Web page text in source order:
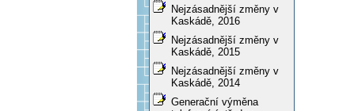
Nejzásadnější změny v
Kaskádě, 2016
Nejzásadnější změny v
Kaskádě, 2015
Nejzásadnější změny v
Kaskádě, 2014
Generační výměna